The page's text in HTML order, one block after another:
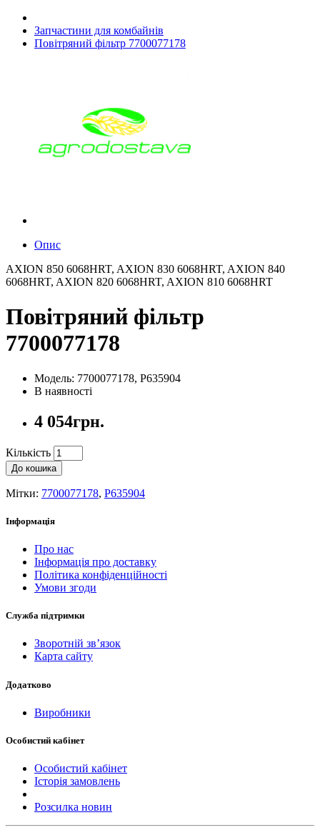
Запчастини для комбайнів
Повітряний фільтр 7700077178
Опис
AXION 850 6068HRT, AXION 830 6068HRT, AXION 840
6068HRT, AXION 820 6068HRT, AXION 810 6068HRT
Повітряний фільтр
7700077178
Модель: 7700077178, P635904
В наявності
4 054грн.
Кількість
До кошика
Мітки: 7700077178, P635904
Інформація
Про нас
Інформація про доставку
Політика конфіденційності
Умови згоди
Служба підтримки
Зворотній зв’язок
Карта сайту
Додатково
Виробники
Особистий кабінет
Особистий кабінет
Історія замовлень
Розсилка новин